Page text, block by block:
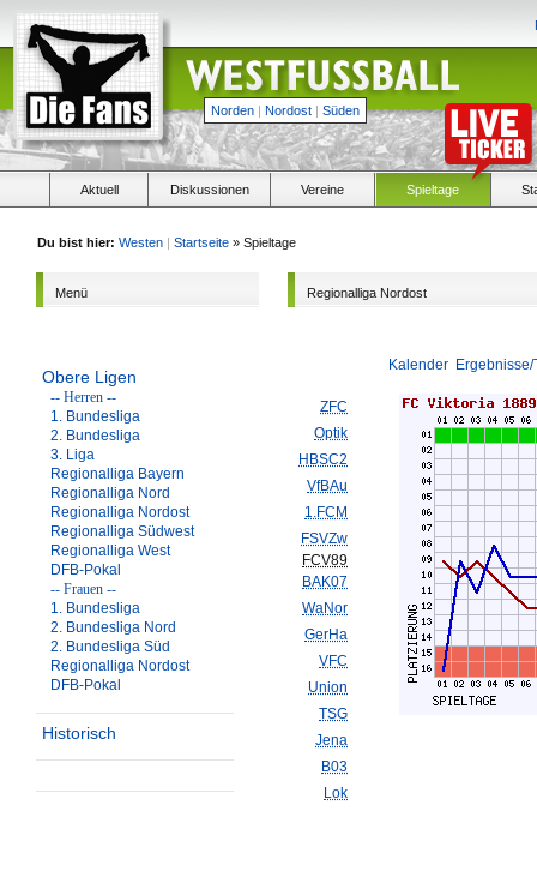
Norden | Nordost | Süden
Aktuell Diskussionen Vereine Spieltage
Du bist hier: Westen | Startseite » Spieltage
Menü
Obere Ligen
-- Herren --
1. Bundesliga
2. Bundesliga
3. Liga
Regionalliga Bayern
Regionalliga Nord
Regionalliga Nordost
Regionalliga Südwest
Regionalliga West
DFB-Pokal
-- Frauen --
1. Bundesliga
2. Bundesliga Nord
2. Bundesliga Süd
Regionalliga Nordost
DFB-Pokal
Historisch
Regionalliga Nordost
Kalender
ZFC
Optik
HBSC2
VfBAu
1.FCM
FSVZw
FCV89
BAK07
WaNor
GerHa
VFC
Union
TSG
Jena
B03
Lok